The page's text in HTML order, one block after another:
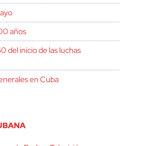
años
del inicio de las luchas
en Cuba